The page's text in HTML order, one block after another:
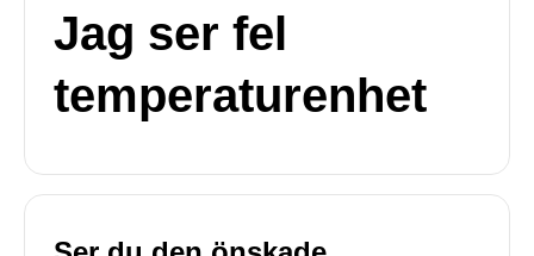
Jag ser fel
temperaturenhet